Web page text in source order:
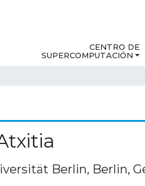
CENTRO DE
SUPERCOMPUTACIÓN
Berlin, Berlin,